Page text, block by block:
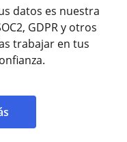
datos es nuestra
GDPR y otros
trabajar en tus